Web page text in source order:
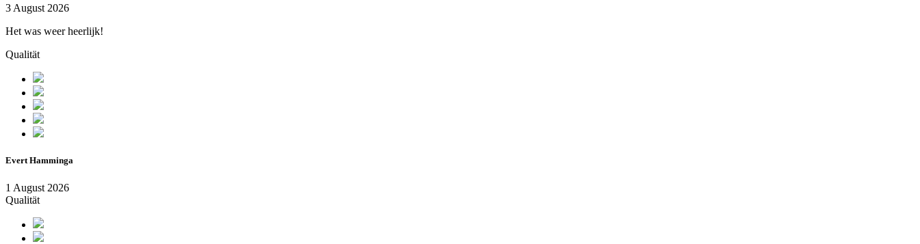
3 August 2026
Het was weer heerlijk!
Qualität
Evert Hamminga
1 August 2026
Qualität